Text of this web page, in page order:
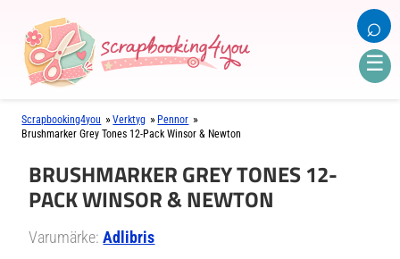
☰
⌕
Scrapbooking4you »Verktyg » Pennor »
Brushmarker Grey Tones 12-Pack Winsor & Newton
BRUSHMARKER GREY TONES 12-
PACK WINSOR & NEWTON
Varumärke:Adlibris